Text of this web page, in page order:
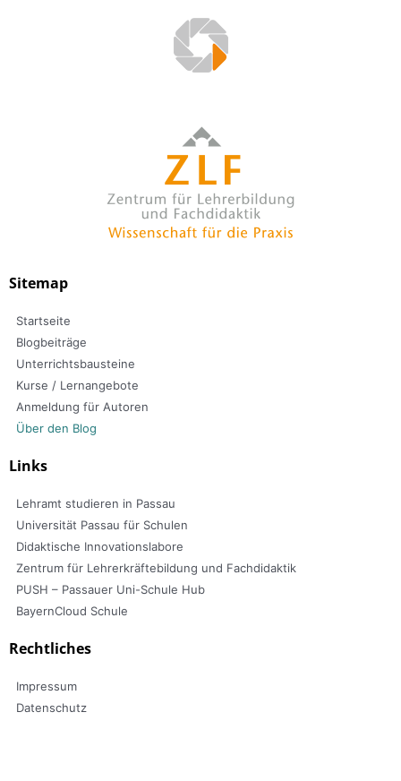
Sitemap
Startseite
Blogbeiträge
Unterrichtsbausteine
Kurse / Lernangebote
Anmeldung für Autoren
Über den Blog
Links
Lehramt studieren in Passau
Universität Passau für Schulen
Didaktische Innovationslabore
Zentrum für Lehrerkräftebildung und Fachdidaktik
PUSH – Passauer Uni-Schule Hub
BayernCloud Schule
Rechtliches
Impressum
Datenschutz